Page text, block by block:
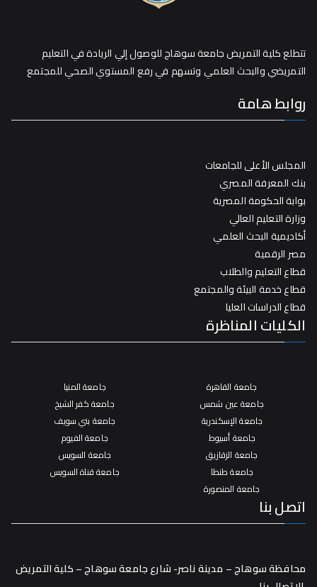
تتطلع كلية التمريض جامعة سوهاج للوصول إلي الريادة في التعليم
التمريضي والبحث العلمي وتسهم في رفع المستوي الصحي للمجتمع
روابط هامة
المجلس الأعلى للجامعات
بنك المعرفة المصري
بوابة الحكومة المصرية
وزارة التعليم العالي
أكاديمية البحث العلمي
مصر الرقمية
قطاع التعليم والطلاب
قطاع خدمة البيئة والمجتمع
قطاع الدراسات العليا
الكليات المناظرة
جامعة القاهرة
جامعة عين شمس
جامعة الإسكندرية
جامعة أسيوط
جامعة الزقازيق
جامعة طنطا
جامعة المنصورة
جامعة المنيا
جامعة كفر الشيخ
جامعة بني سويف
جامعة الفيوم
جامعة السويس
جامعة قناة السويس
اتصل بنا
محافظة سوهاج – مدينة ناصر- شارع جامعة سوهاج – كلية التمريض